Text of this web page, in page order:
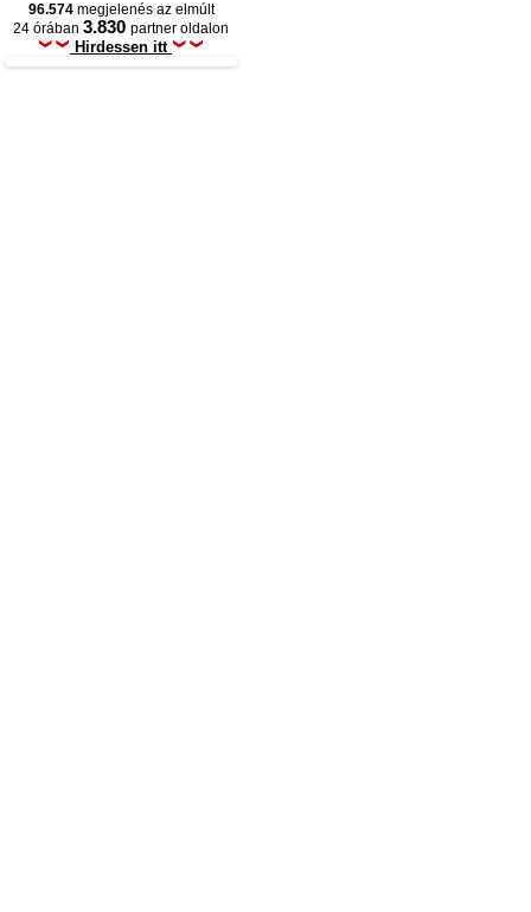
96.574megjelenés az elmúlt
24 órában 3.830 partner oldalon
Hirdessen itt